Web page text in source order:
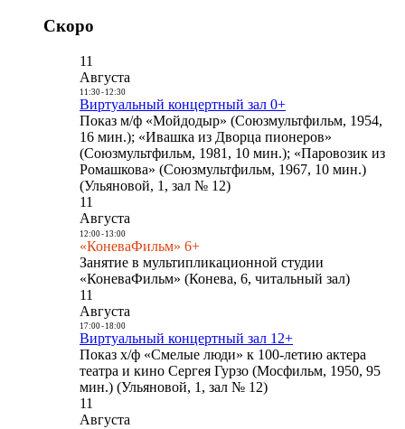
Скоро
11
Августа
11:30- 12:30
Виртуальный концертный зал 0+
Показ м/ф «Мойдодыр» (Союзмультфильм, 1954,
16 мин.); «Ивашка из Дворца пионеров»
(Союзмультфильм, 1981, 10 мин.); «Паровозик из
Ромашкова» (Союзмультфильм, 1967, 10 мин.)
(Ульяновой, 1, зал № 12)
11
Августа
12:00- 13:00
«КоневаФильм» 6+
Занятие в мультипликационной студии
«КоневаФильм» (Конева, 6, читальный зал)
11
Августа
17:00- 18:00
Виртуальный концертный зал 12+
Показ х/ф «Смелые люди» к 100-летию актера
театра и кино Сергея Гурзо (Мосфильм, 1950, 95
мин.) (Ульяновой, 1, зал № 12)
11
Августа